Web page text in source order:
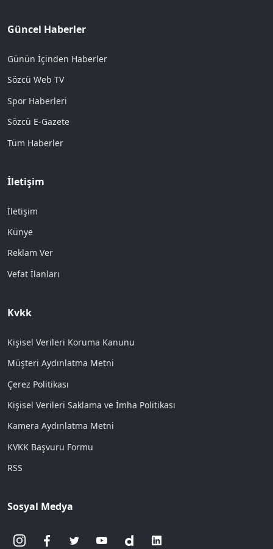
Güncel Haberler
Günün İçinden Haberler
Sözcü Web TV
Spor Haberleri
Sözcü E-Gazete
Tüm Haberler
İletişim
İletişim
Künye
Reklam Ver
Vefat İlanları
Kvkk
Kişisel Verileri Koruma Kanunu
Müşteri Aydınlatma Metni
Çerez Politikası
Kişisel Verileri Saklama ve İmha Politikası
Kamera Aydınlatma Metni
KVKK Başvuru Formu
RSS
Sosyal Medya